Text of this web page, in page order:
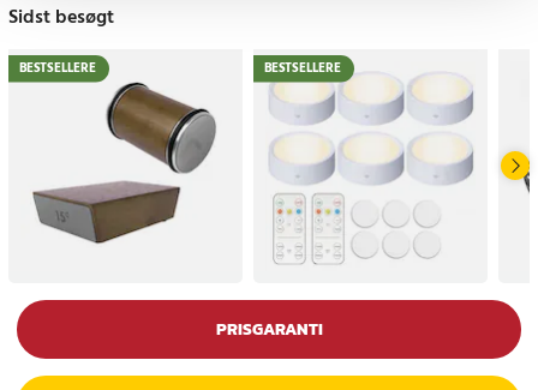
Sidst besøgt
BESTSELLERE BESTSELLERE
PRISGARANTI